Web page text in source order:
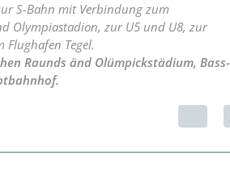
S-Bahn mit Verbindung zum
Olympiastadion, zur U5 und U8, zur
Tegel.
Raunds änd Olümpickstädium, Bass-